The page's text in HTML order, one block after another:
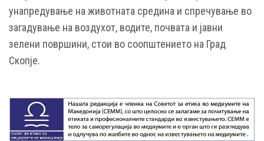
унапредување на животната средина и спречување во
загадување на воздухот, водите, почвата и јавни
зелени површини, стои во соопштението на Град
Скопје.